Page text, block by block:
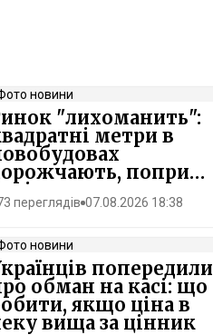
"лихоманить":
метри в
попри
попиту
переглядів 07.08.2026 18:38
попередили
обман на касі: що
якщо ціна в
вища за цінник